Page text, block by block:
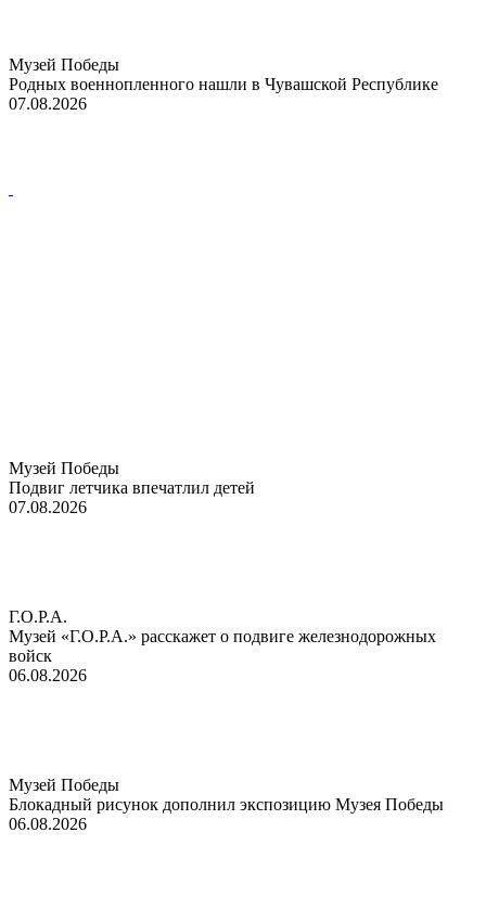
Музей Победы
Родных военнопленного нашли в Чувашской Республике
07.08.2026
Музей Победы
Подвиг летчика впечатлил детей
07.08.2026
Г.О.Р.А.
Музей «Г.О.Р.А.» расскажет о подвиге железнодорожных
войск
06.08.2026
Музей Победы
Блокадный рисунок дополнил экспозицию Музея Победы
06.08.2026